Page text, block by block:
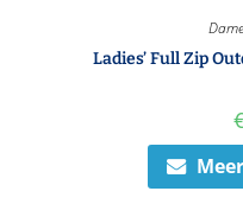
Ladies’ Full Zip